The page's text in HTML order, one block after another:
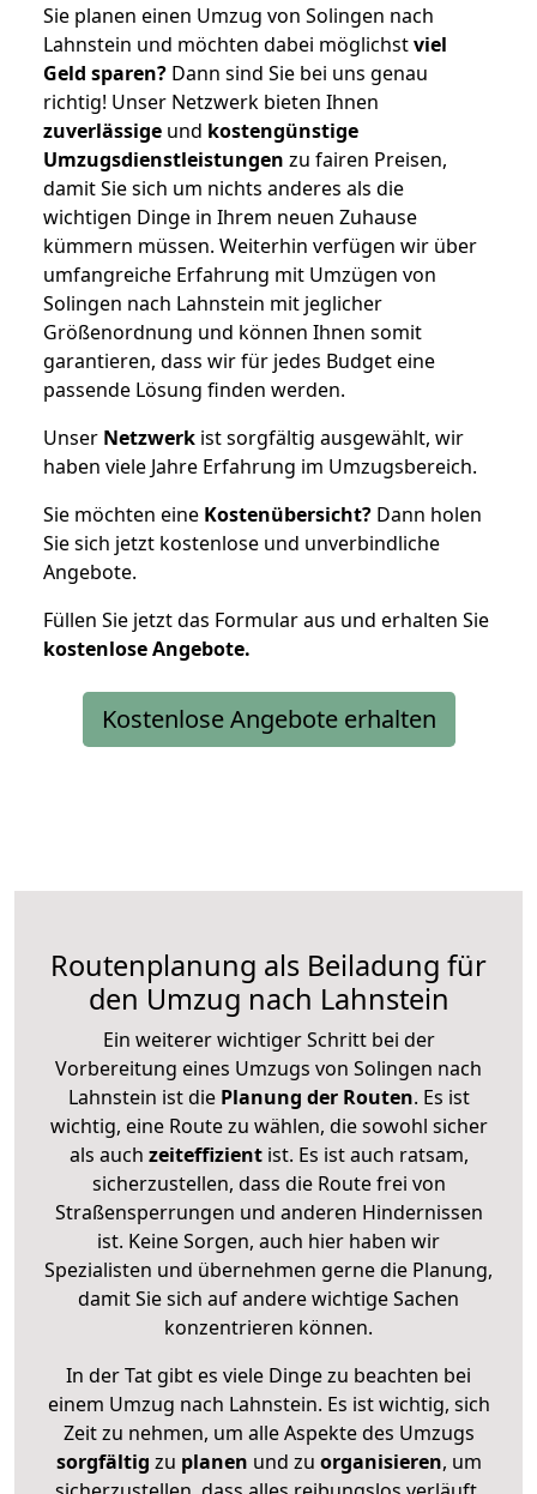
Sie planen einen Umzug von Solingen nach
Lahnstein und möchten dabei möglichstviel
Geld sparen? Dann sind Sie bei uns genau
richtig! Unser Netzwerk bieten Ihnen
zuverlässige und kostengünstige
Umzugsdienstleistungen zu fairen Preisen,
damit Sie sich um nichts anderes als die
wichtigen Dinge in Ihrem neuen Zuhause
kümmern müssen. Weiterhin verfügen wir über
umfangreiche Erfahrung mit Umzügen von
Solingen nach Lahnstein mit jeglicher
Größenordnung und können Ihnen somit
garantieren, dass wir für jedes Budget eine
passende Lösung finden werden.
Unser Netzwerk ist sorgfältig ausgewählt, wir
haben viele Jahre Erfahrung im Umzugsbereich.
Sie möchten eine Kostenübersicht? Dann holen
Sie sich jetzt kostenlose und unverbindliche
Angebote.
Füllen Sie jetzt das Formular aus und erhalten Sie
kostenloseAngebote.
Kostenlose Angebote erhalten
Routenplanung als Beiladung für
den Umzug nach Lahnstein
Ein weiterer wichtiger Schritt bei der
Vorbereitung eines Umzugs von Solingen nach
Lahnstein ist diePlanung der Routen. Es ist
wichtig, eine Route zu wählen, die sowohl sicher
als auch zeiteffizientist. Es ist auch ratsam,
sicherzustellen, dass die Route frei von
Straßensperrungen und anderen Hindernissen
ist. Keine Sorgen, auch hier haben wir
Spezialisten und übernehmen gerne die Planung,
damit Sie sich auf andere wichtige Sachen
konzentrieren können.
In der Tat gibt es viele Dinge zu beachten bei
einem Umzug nach Lahnstein. Es ist wichtig, sich
Zeit zu nehmen, um alle Aspekte des Umzugs
sorgfältig zu planen und zu organisieren, um